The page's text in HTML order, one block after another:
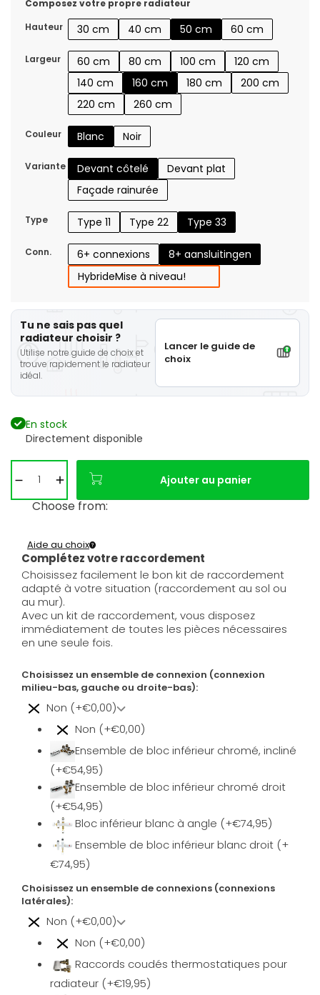
Composez votre propre radiateur
Hauteur
30 cm 40 cm 50 cm 60 cm
Largeur 60 cm 80 cm 100 cm
120 cm
140 cm
160 cm 180 cm
200 cm
220 cm
260 cm
Couleur Blanc Noir
Variante Devant côtelé
Devant plat
Façade rainurée
Type Type 11 Type 22 Type 33
Conn. 6+ connexions
8+ aansluitingen
HybrideMise à niveau!
Tu ne sais pas quel
radiateur choisir ?
Utilise notre guide de choix et
trouve rapidement le radiateur
idéal.
Lancer le guide de
choix
En stock
Directement disponible
Ajouter au panier
Choose from:
Complétez votre raccordement
Aide au choix
Choisissez facilement le bon kit de raccordement
adapté à votre situation (raccordement au sol ou
au mur).
Avec un kit de raccordement, vous disposez
immédiatement de toutes les pièces nécessaires
en une seule fois.
Choisissez un ensemble de connexion (connexion
milieu-bas, gauche ou droite-bas):
Non (+€0,00)
Non (+€0,00)
Ensemble de bloc inférieur chromé, incliné
(+€54,95)
Ensemble de bloc inférieur chromé droit
(+€54,95)
Bloc inférieur blanc à angle (+€74,95)
Ensemble de bloc inférieur blanc droit (+
€74,95)
Choisissez un ensemble de connexions (connexions
latérales):
Non (+€0,00)
Non (+€0,00)
Raccords coudés thermostatiques pour
radiateur (+€19,95)